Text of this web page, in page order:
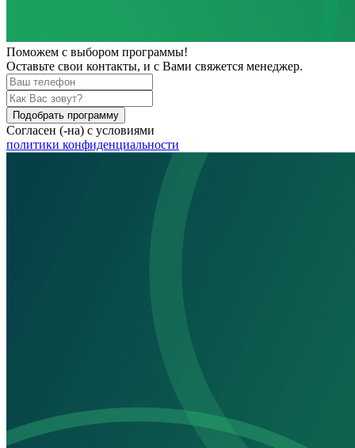
Поможем с выбором программы!
Оставьте свои контакты, и с Вами свяжется менеджер.
Подобрать программу
Согласен (-на) с условиями
политики конфиденциальности